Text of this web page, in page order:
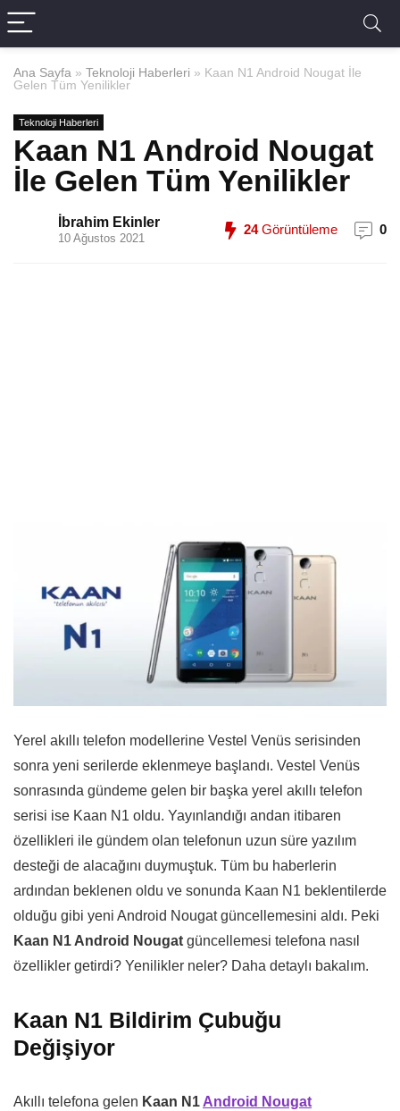
Ana Sayfa » Teknoloji Haberleri » Kaan N1 Android Nougat İle
Gelen Tüm Yenilikler
Teknoloji Haberleri
Kaan N1 Android Nougat
İle Gelen Tüm Yenilikler
İbrahim Ekinler
10 Ağustos 2021
24Görüntüleme 0
Yerel akıllı telefon modellerine Vestel Venüs serisinden
sonra yeni serilerde eklenmeye başlandı. Vestel Venüs
sonrasında gündeme gelen bir başka yerel akıllı telefon
serisi ise Kaan N1 oldu. Yayınlandığı andan itibaren
özellikleri ile gündem olan telefonun uzun süre yazılım
desteği de alacağını duymuştuk. Tüm bu haberlerin
ardından beklenen oldu ve sonunda Kaan N1 beklentilerde
olduğu gibi yeni Android Nougat güncellemesini aldı. Peki
Kaan N1 Android Nougat güncellemesi telefona nasıl
özellikler getirdi? Yenilikler neler? Daha detaylı bakalım.
Kaan N1 Bildirim Çubuğu
Değişiyor
Akıllı telefona gelen Kaan N1 Android Nougat